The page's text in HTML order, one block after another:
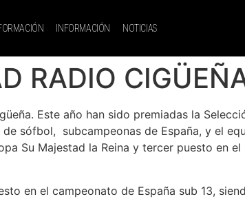
INFORMACIÓN NOTICIAS
RADIO
Este año han sido premiadas la
sófbol, subcampeonas de España, y el
Su Majestad la Reina y tercer puesto en
en el campeonato de España sub 13,